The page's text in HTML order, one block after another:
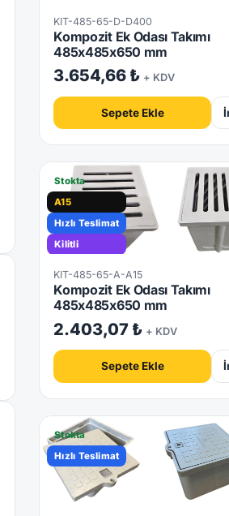
KIT-485-65-D-D400
Kompozit Ek Odası Takımı
485x485x650 mm
3.654,66 ₺ + KDV
Sepete Ekle
Stokta
A15
Hızlı Teslimat
Kilitli
KIT-485-65-A-A15
Kompozit Ek Odası Takımı
485x485x650 mm
2.403,07 ₺ + KDV
Sepete Ekle
Stokta
Hızlı Teslimat